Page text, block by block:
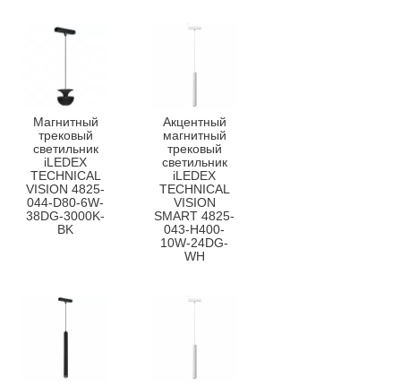
Магнитный
трековый
светильник
iLEDEX
TECHNICAL
VISION 4825-
044-D80-6W-
38DG-3000K-
BK
Акцентный
магнитный
трековый
светильник
iLEDEX
TECHNICAL
VISION
SMART 4825-
043-H400-
10W-24DG-
WH